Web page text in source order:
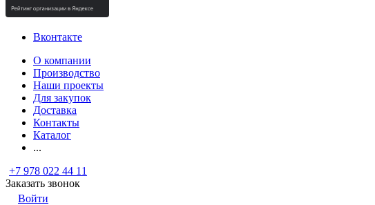
Вконтакте
О компании
Производство
Наши проекты
Для закупок
Доставка
Контакты
Каталог
...
+7 978 022 44 11
Заказать звонок
Войти